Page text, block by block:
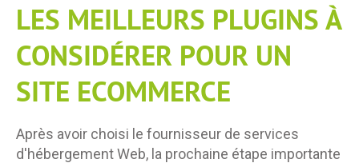
LES MEILLEURS PLUGINS À
CONSIDÉRER POUR UN
SITE ECOMMERCE
Après avoir choisi le fournisseur de services
d'hébergement Web, la prochaine étape importante